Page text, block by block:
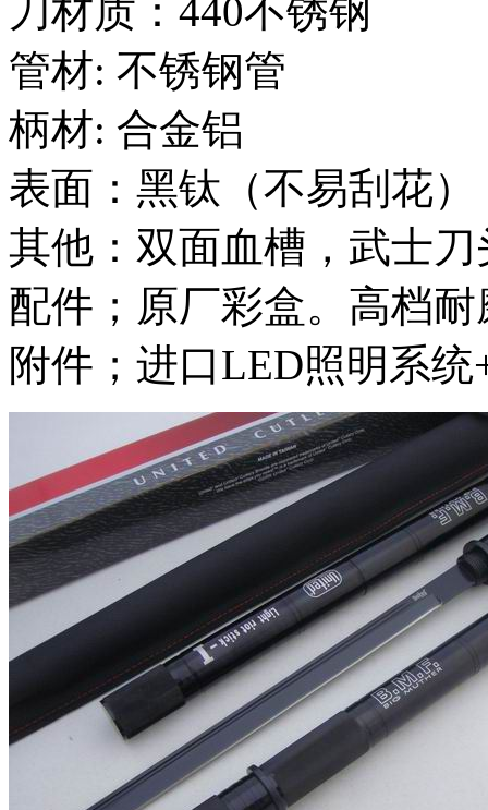
刀材质：440不锈钢
管材: 不锈钢管
柄材: 合金铝
表面：黑钛（不易刮花）
其他：双面血槽，武士刀
配件；原厂彩盒。高档
附件；进口LED照明系统